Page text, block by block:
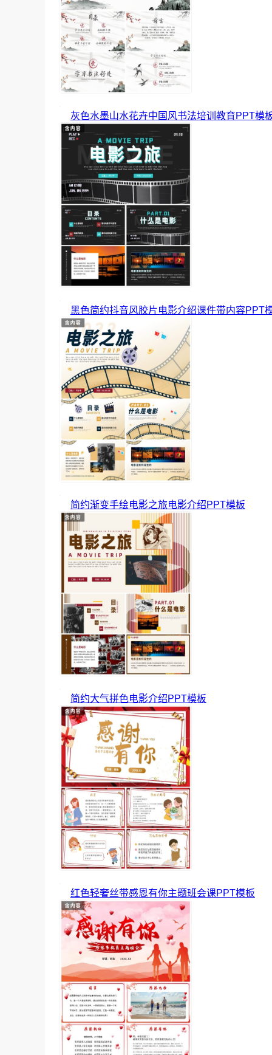
灰色水墨山水花卉中国风书法培训教育PPT模
黑色简约抖音风胶片电影介绍课件带内容PPT
简约渐变手绘电影之旅电影介绍PPT模板
简约大气拼色电影介绍PPT模板
红色轻奢丝带感恩有你主题班会课PPT模板